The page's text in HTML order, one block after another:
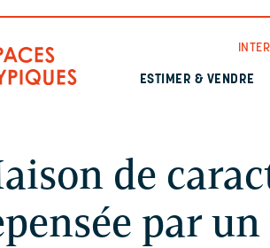
ESTIMER & VENDRE
de
par